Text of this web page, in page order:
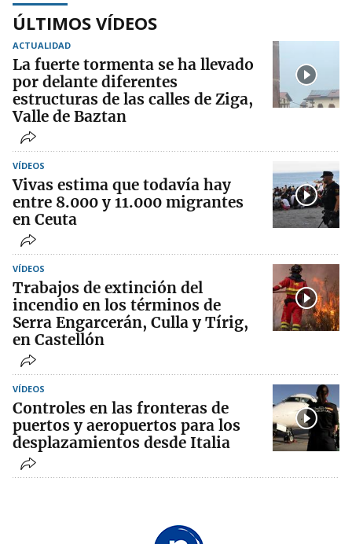
ÚLTIMOS VÍDEOS
ACTUALIDAD
La fuerte tormenta se ha llevado
por delante diferentes
estructuras de las calles de Ziga,
Valle de Baztan
VÍDEOS
Vivas estima que todavía hay
entre 8.000 y 11.000 migrantes
en Ceuta
VÍDEOS
Trabajos de extinción del
incendio en los términos de
Serra Engarcerán, Culla y Tírig,
en Castellón
VÍDEOS
Controles en las fronteras de
puertos y aeropuertos para los
desplazamientos desde Italia